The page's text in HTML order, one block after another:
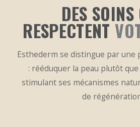
DES
RESPECTENT
Esthederm se distingue par une
: rééduquer la peau plutôt
stimulant ses mécanismes
de